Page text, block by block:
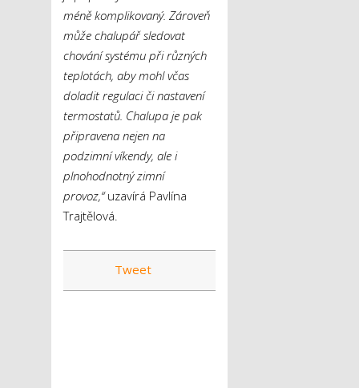
méně komplikovaný. Zároveň
může chalupář sledovat
chování systému při různých
teplotách, aby mohl včas
doladit regulaci či nastavení
termostatů. Chalupa je pak
připravena nejen na
podzimní víkendy, ale i
plnohodnotný zimní
provoz,“uzavírá Pavlína
Trajtělová.
Tweet